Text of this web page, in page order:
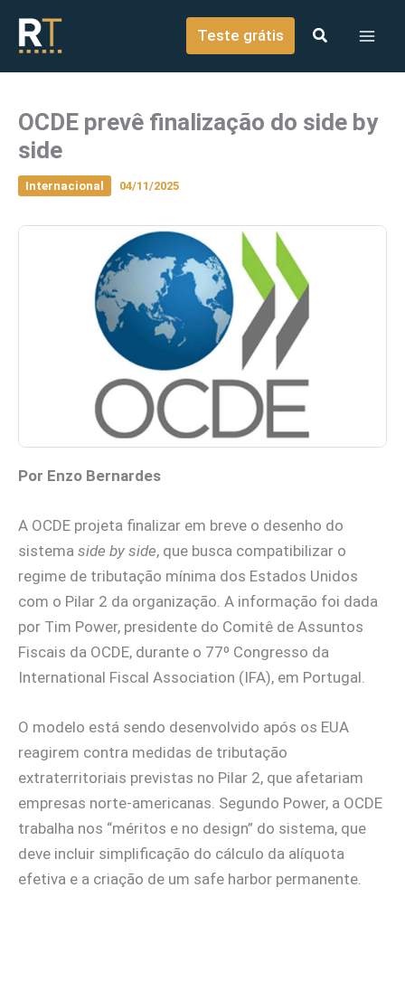
conteúdo
Teste grátis
OCDE prevê finalização do side by
side
Internacional 04/11/2025
Por Enzo Bernardes
A OCDE projeta finalizar em breve o desenho do
sistema side by side, que busca compatibilizar o
regime de tributação mínima dos Estados Unidos
com o Pilar 2 da organização. A informação foi dada
por Tim Power, presidente do Comitê de Assuntos
Fiscais da OCDE, durante o 77º Congresso da
International Fiscal Association (IFA), em Portugal.
O modelo está sendo desenvolvido após os EUA
reagirem contra medidas de tributação
extraterritoriais previstas no Pilar 2, que afetariam
empresas norte-americanas. Segundo Power, a OCDE
trabalha nos “méritos e no design” do sistema, que
deve incluir simplificação do cálculo da alíquota
efetiva e a criação de um safe harbor permanente.